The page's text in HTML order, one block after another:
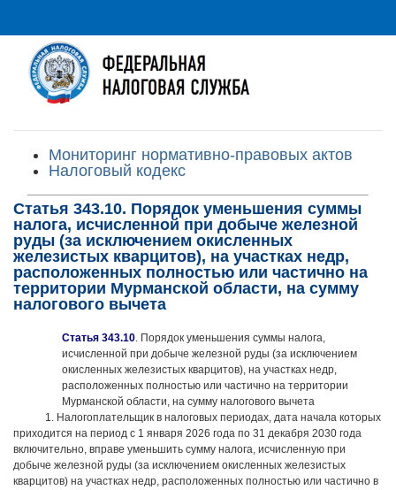
Мониторинг нормативно-правовых актов
Налоговый кодекс
Статья 343.10. Порядок уменьшения суммы
налога, исчисленной при добыче железной
руды (за исключением окисленных
железистых кварцитов), на участках недр,
расположенных полностью или частично на
территории Мурманской области, на сумму
налогового вычета
Статья 343.10. Порядок уменьшения суммы налога,
исчисленной при добыче железной руды (за исключением
окисленных железистых кварцитов), на участках недр,
расположенных полностью или частично на территории
Мурманской области, на сумму налогового вычета
1. Налогоплательщик в налоговых периодах, дата начала которых
приходится на период с 1 января 2026 года по 31 декабря 2030 года
включительно, вправе уменьшить сумму налога, исчисленную при
добыче железной руды (за исключением окисленных железистых
кварцитов) на участках недр, расположенных полностью или частично в